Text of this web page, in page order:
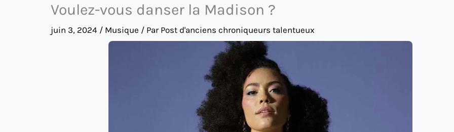
Voulez-vous danser la Madison ?
juin 3, 2024 / Musique / Par Post d'anciens chroniqueurs talentueux